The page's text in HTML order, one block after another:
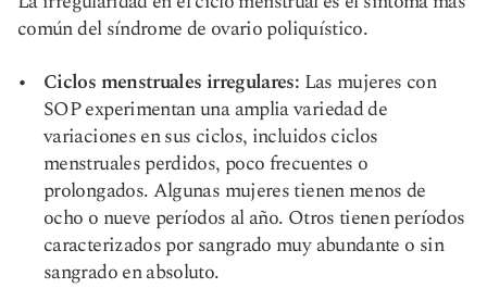
común del síndrome de ovario poliquístico.
Ciclos menstruales irregulares: Las mujeres con
SOP experimentan una amplia variedad de
variaciones en sus ciclos, incluidos ciclos
menstruales perdidos, poco frecuentes o
prolongados. Algunas mujeres tienen menos de
ocho o nueve períodos al año. Otros tienen períodos
caracterizados por sangrado muy abundante o sin
sangrado en absoluto.